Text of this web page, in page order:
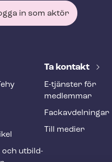
in som aktör
och ut­bild­
Ta kontakt
E-tjänster för
medlemmar
Fackav­del­ning­ar
Till medier